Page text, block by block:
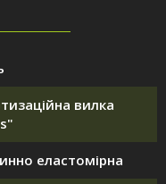
вилка
еластомірна